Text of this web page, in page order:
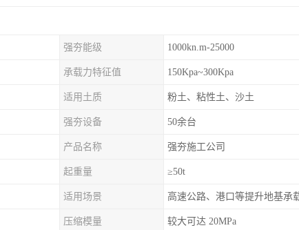
强夯能级 1000kn.m-25000
承载力特征值 150Kpa~300Kpa
适用土质 粉土、粘性土、沙土
强夯设备 50余台
产品名称 强夯施工公司
起重量 ≥50t
适用场景 高速公路、港口等提升地基承
压缩模量 较大可达 20MPa